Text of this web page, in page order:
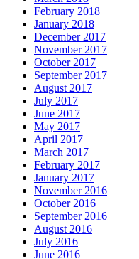
February 2018
January 2018
December 2017
November 2017
October 2017
September 2017
August 2017
July 2017
June 2017
May 2017
April 2017
March 2017
February 2017
January 2017
November 2016
October 2016
September 2016
August 2016
July 2016
June 2016